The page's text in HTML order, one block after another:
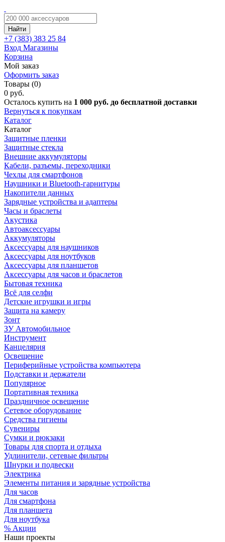
Найти
+7 (383) 383 25 84
Вход Магазины
Корзина
Мой заказ
Оформить заказ
Товары (0)
0 руб.
Осталось купить на 1 000 руб. до бесплатной доставки
Вернуться к покупкам
Каталог
Каталог
Защитные пленки
Защитные стекла
Внешние аккумуляторы
Кабели, разъемы, переходники
Чехлы для смартфонов
Наушники и Bluetooth-гарнитуры
Накопители данных
Зарядные устройства и адаптеры
Часы и браслеты
Акустика
Автоаксессуары
Аккумуляторы
Аксессуары для наушников
Аксессуары для ноутбуков
Аксессуары для планшетов
Аксессуары для часов и браслетов
Бытовая техника
Всё для селфи
Детские игрушки и игры
Защита на камеру
Зонт
ЗУ Автомобильное
Инструмент
Канцелярия
Освещение
Периферийные устройства компьютера
Подставки и держатели
Популярное
Портативная техника
Праздничное освещение
Сетевое оборудование
Средства гигиены
Сувениры
Сумки и рюкзаки
Товары для спорта и отдыха
Удлинители, сетевые фильтры
Шнурки и подвески
Электрика
Элементы питания и зарядные устройства
Для часов
Для смартфона
Для планшета
Для ноутбука
% Акции
Наши проекты